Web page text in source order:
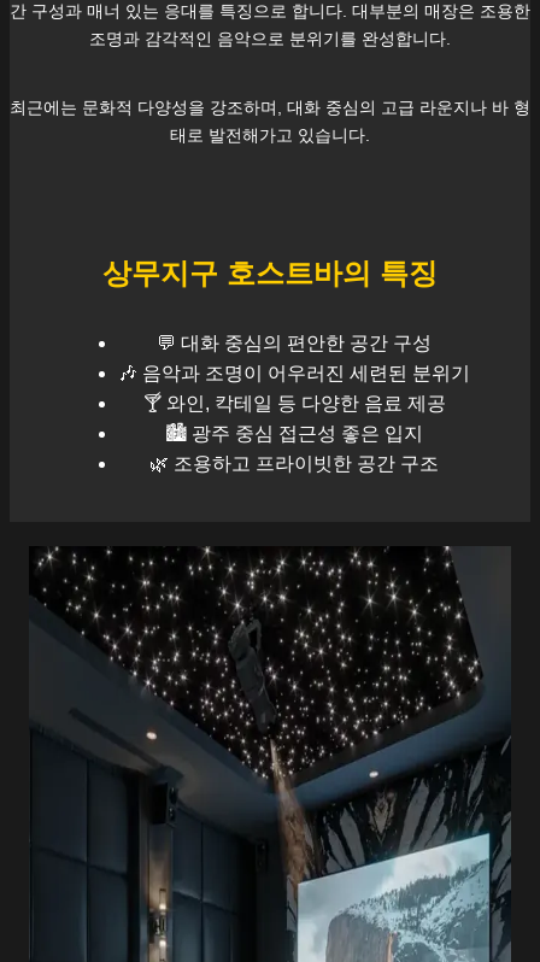
간 구성과 매너 있는 응대를 특징으로 합니다. 대부분의 매장은 조용한
조명과 감각적인 음악으로 분위기를 완성합니다.
최근에는 문화적 다양성을 강조하며, 대화 중심의 고급 라운지나 바 형
태로 발전해가고 있습니다.
상무지구 호스트바의 특징
💬 대화 중심의 편안한 공간 구성
🎶 음악과 조명이 어우러진 세련된 분위기
🍸 와인, 칵테일 등 다양한 음료 제공
🏙️ 광주 중심 접근성 좋은 입지
🌿 조용하고 프라이빗한 공간 구조